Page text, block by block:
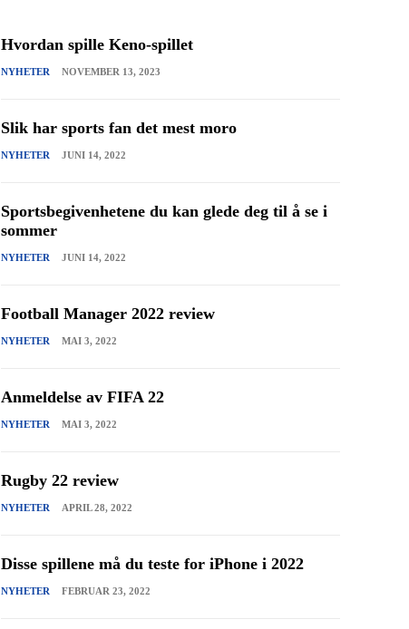
Hvordan spille Keno-spillet
NYHETER NOVEMBER 13, 2023
Slik har sports fan det mest moro
NYHETER JUNI 14, 2022
Sportsbegivenhetene du kan glede deg til å se i
sommer
NYHETER JUNI 14, 2022
Football Manager 2022 review
NYHETER MAI 3, 2022
Anmeldelse av FIFA 22
NYHETER MAI 3, 2022
Rugby 22 review
NYHETER APRIL 28, 2022
Disse spillene må du teste for iPhone i 2022
NYHETER FEBRUAR 23, 2022